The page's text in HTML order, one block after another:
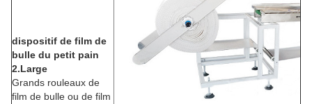
dispositif de film de
bulle du petit pain
2.Large
Grands rouleaux de
film de bulle ou de film